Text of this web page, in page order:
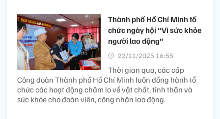
Thành phố Hồ Chí Minh tổ
chức ngày hội “Vì sức khỏe
người lao động”
22/11/2025 16:55’
Thời gian qua, các cấp
Công đoàn Thành phố Hồ Chí Minh luôn đồng hành tổ
chức các hoạt động chăm lo về vật chất, tinh thần và
sức khỏe cho đoàn viên, công nhân lao động.